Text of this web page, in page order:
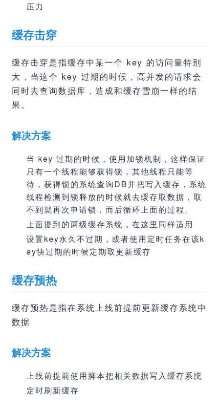
压力
缓存击穿
缓存击穿是指缓存中某一个 key 的访问量特别
大，当这个 key 过期的时候，高并发的请求会
同时去查询数据库，造成和缓存雪崩一样的结
果。
解决方案
当 key 过期的时候，使用加锁机制，这样保证
只有一个线程能够获得锁，其他线程只能等
待，获得锁的系统查询DB并把写入缓存，系统
线程检测到锁释放的时候就去缓存取数据，取
不到就再次申请锁，而后循环上面的过程。
上面提到的两级缓存系统，在这里同样适用
设置key永久不过期，或者使用定时任务在该k
ey快过期的时候定期取更新缓存
缓存预热
缓存预热是指在系统上线前提前更新缓存系统中
数据
解决方案
上线前提前使用脚本把相关数据写入缓存系统
定时刷新缓存